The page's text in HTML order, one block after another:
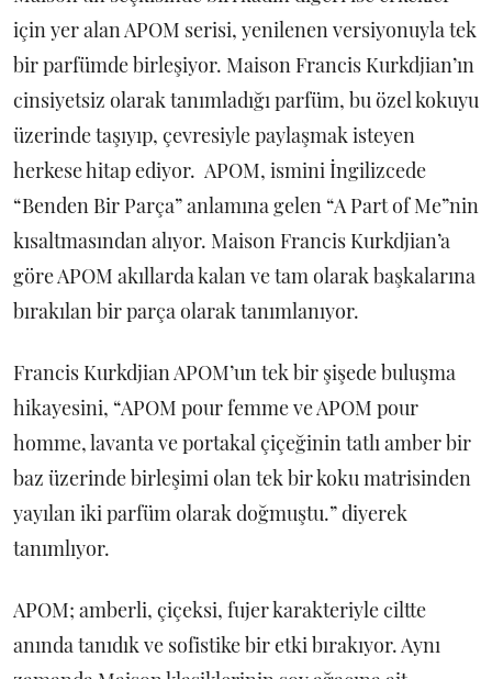
için yer alan APOM serisi, yenilenen versiyonuyla tek
bir parfümde birleşiyor. Maison Francis Kurkdjian’ın
cinsiyetsiz olarak tanımladığı parfüm, bu özel kokuyu
üzerinde taşıyıp, çevresiyle paylaşmak isteyen
herkese hitap ediyor. APOM, ismini İngilizcede
“Benden Bir Parça” anlamına gelen “A Part of Me”nin
kısaltmasından alıyor. Maison Francis Kurkdjian’a
göre APOM akıllarda kalan ve tam olarak başkalarına
bırakılan bir parça olarak tanımlanıyor.
Francis Kurkdjian APOM’un tek bir şişede buluşma
hikayesini, “APOM pour femme ve APOM pour
homme, lavanta ve portakal çiçeğinin tatlı amber bir
baz üzerinde birleşimi olan tek bir koku matrisinden
yayılan iki parfüm olarak doğmuştu.” diyerek
tanımlıyor.
APOM; amberli, çiçeksi, fujer karakteriyle ciltte
anında tanıdık ve sofistike bir etki bırakıyor. Aynı